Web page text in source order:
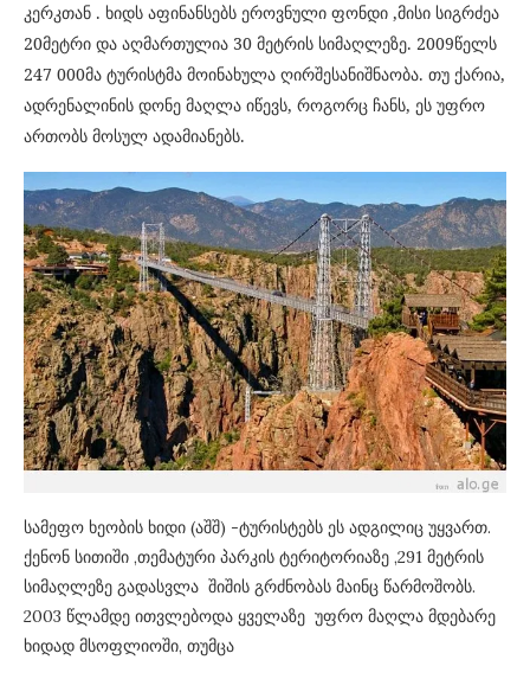
კერკთან . ხიდს აფინანსებს ეროვნული ფონდი ,მისი სიგრძეა
20მეტრი და აღმართულია 30 მეტრის სიმაღლეზე. 2009წელს
247 000მა ტურისტმა მოინახულა ღირშესანიშნაობა. თუ ქარია,
ადრენალინის დონე მაღლა იწევს, როგორც ჩანს, ეს უფრო
ართობს მოსულ ადამიანებს.
სამეფო ხეობის ხიდი (აშშ) -ტურისტებს ეს ადგილიც უყვართ.
ქენონ სითიში ,თემატური პარკის ტერიტორიაზე ,291 მეტრის
სიმაღლეზე გადასვლა შიშის გრძნობას მაინც წარმოშობს.
2003 წლამდე ითვლებოდა ყველაზე უფრო მაღლა მდებარე
ხიდად მსოფლიოში, თუმცა